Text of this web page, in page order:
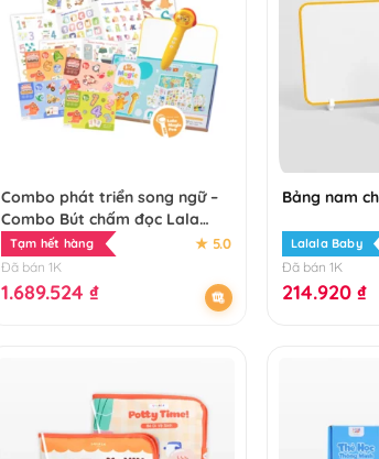
Combo phát triển song ngữ –
Combo Bút chấm đọc Lala
Magic Pen + Bảng gấp Plus
Lala Magnet + Bảng gấp
thông thái
Tạm hết hàng ★ 5.0
Đã bán 1K
1.689.524 ₫
Bảng nam
Lalala Baby
Đã bán 1K
214.920 ₫